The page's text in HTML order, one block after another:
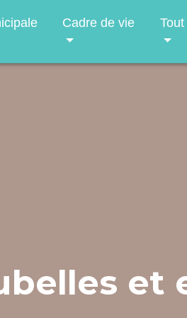
Cadre de vie
et